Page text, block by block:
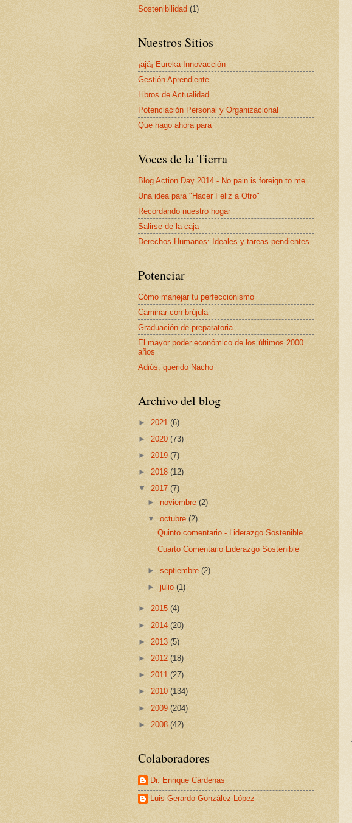
Sostenibilidad (1)
Nuestros Sitios
¡ajá¡ Eureka Innovacción
Gestión Aprendiente
Libros de Actualidad
Potenciación Personal y Organizacional
Que hago ahora para
Voces de la Tierra
Blog Action Day 2014 - No pain is foreign to me
Una idea para "Hacer Feliz a Otro"
Recordando nuestro hogar
Salirse de la caja
Derechos Humanos: Ideales y tareas pendientes
Potenciar
Cómo manejar tu perfeccionismo
Caminar con brújula
Graduación de preparatoria
El mayor poder económico de los últimos 2000
años
Adiós, querido Nacho
Archivo del blog
► 2021 (6)
► 2020 (73)
► 2019 (7)
► 2018 (12)
▼ 2017 (7)
►noviembre(2)
▼octubre(2)
Quinto comentario - Liderazgo Sostenible
Cuarto Comentario Liderazgo Sostenible
►septiembre(2)
►julio(1)
► 2015 (4)
► 2014 (20)
► 2013 (5)
► 2012 (18)
► 2011 (27)
► 2010 (134)
► 2009 (204)
► 2008 (42)
Colaboradores
Dr. Enrique Cárdenas
Luis Gerardo González López